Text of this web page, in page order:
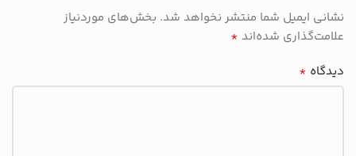
نشانی ایمیل شما منتشر نخواهد شد. بخش‌های موردنیاز
علامت‌گذاری شده‌اند *
دیدگاه *